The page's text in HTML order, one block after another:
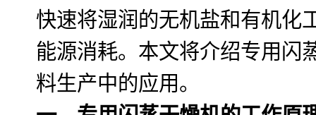
快速将湿润的无机盐和有机化
能源消耗。本文将介绍专用闪
料生产中的应用。